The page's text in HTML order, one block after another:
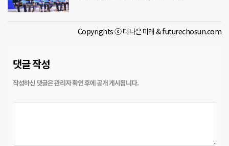
Copyrights ⓒ 더나은미래 & futurechosun.com
댓글 작성